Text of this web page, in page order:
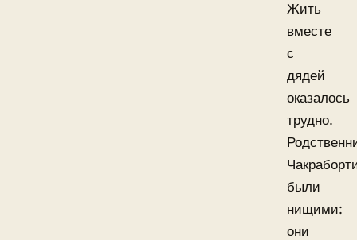
Жить
вместе
с
дядей
оказалось
трудно.
были
нищими:
они